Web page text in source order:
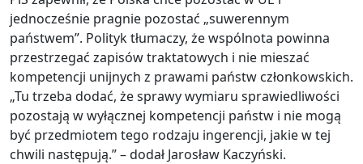
jednocześnie pragnie pozostać „suwerennym
państwem”. Polityk tłumaczy, że wspólnota powinna
przestrzegać zapisów traktatowych i nie mieszać
kompetencji unijnych z prawami państw członkowskich.
„Tu trzeba dodać, że sprawy wymiaru sprawiedliwości
pozostają w wyłącznej kompetencji państw i nie mogą
być przedmiotem tego rodzaju ingerencji, jakie w tej
chwili następują.” – dodał Jarosław Kaczyński.